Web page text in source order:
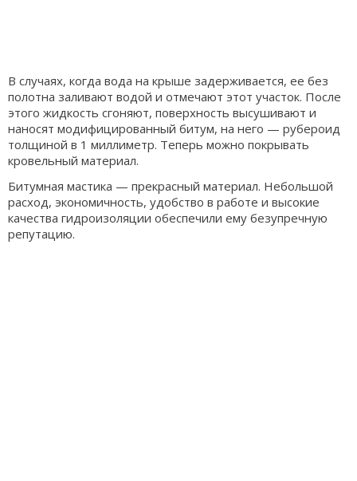
В случаях, когда вода на крыше задерживается, ее без
полотна заливают водой и отмечают этот участок. После
этого жидкость сгоняют, поверхность высушивают и
наносят модифицированный битум, на него — рубероид
толщиной в 1 миллиметр. Теперь можно покрывать
кровельный материал.
Битумная мастика — прекрасный материал. Небольшой
расход, экономичность, удобство в работе и высокие
качества гидроизоляции обеспечили ему безупречную
репутацию.